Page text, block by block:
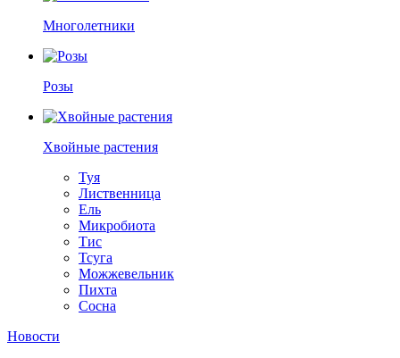
Многолетники
Розы
Хвойные растения
Туя
Лиственница
Ель
Микробиота
Тис
Тсуга
Можжевельник
Пихта
Сосна
Новости